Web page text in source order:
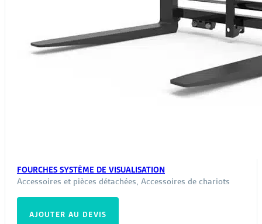
FOURCHES SYSTÈME DE VISUALISATION
Accessoires et pièces détachées, Accessoires de chariots
AJOUTER AU DEVIS